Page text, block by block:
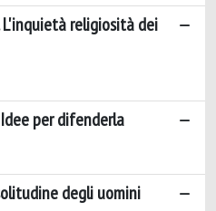
religiosità dei
per difenderla
degli uomini